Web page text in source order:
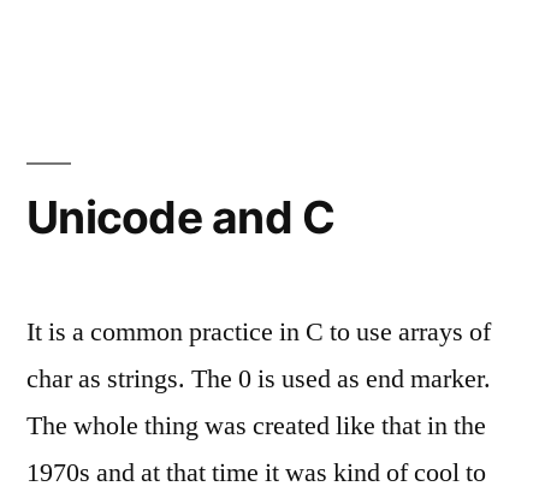
HTML-
Files
Unicode and C
It is a common practice in C to use arrays of
char as strings. The 0 is used as end marker.
The whole thing was created like that in the
1970s and at that time it was kind of cool to